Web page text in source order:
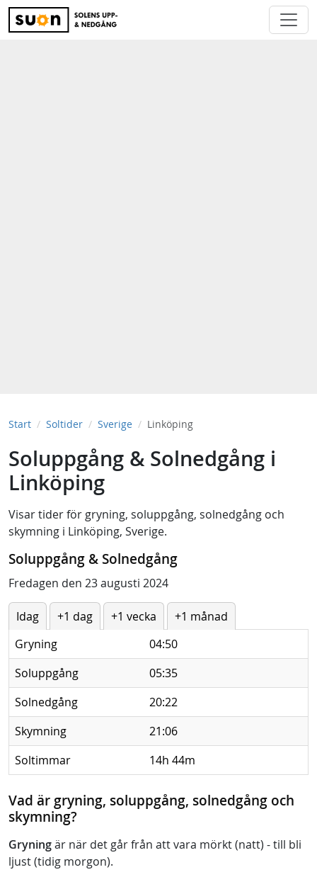
Start Soltider Sverige Linköping
Soluppgång & Solnedgång i
Linköping
Visar tider för gryning, soluppgång, solnedgång och
skymning i Linköping, Sverige.
Soluppgång & Solnedgång
Fredagen den 23 augusti 2024
Idag +1 dag +1 vecka
+1 månad
Gryning
04:50
Soluppgång
05:35
Solnedgång
20:22
Skymning
21:06
Soltimmar
14h 44m
Vad är gryning, soluppgång, solnedgång och
skymning?
Gryningär när det går från att vara mörkt (natt) - till bli
ljust (tidig morgon).